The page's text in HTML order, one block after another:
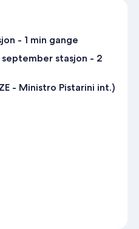
- 1 min gange
september stasjon - 2
- Ministro Pistarini int.)